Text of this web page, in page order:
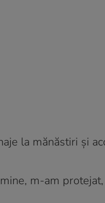
la mănăstiri şi
m-am